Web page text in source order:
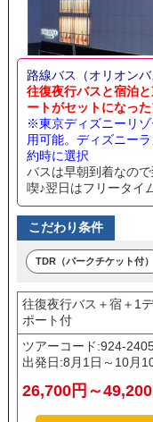
路線バス（オリオン
往復夜行バスと宿泊
ートがセットになっ
※東京ディズニーリゾ
用可能。ディズニー
約時に選択
バスは早朝到着なの
喫♪翌日はフリータイ
こだわり条件
TDR（パークチケット付）
往復夜行バス＋宿＋1
ポート付
ツアーコード:924-
出発日:8月1日～10月
26,700円～49,200